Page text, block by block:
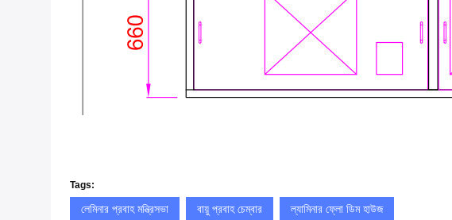
Tags:
লেমিনার প্রবাহ মন্ত্রিসভা বায়ু প্রবাহ চেম্বার ল্যামিনার ফ্লো ডিম হাউজ